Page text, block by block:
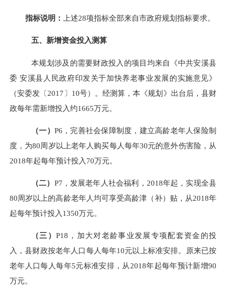
指标说明： 上述28项指标全部来自市政府规划指标要求。
五、新增资金投入测算
本规划涉及的需要财政投入的项目均来自《中共安溪县
委 安溪县人民政府印发关于加快养老事业发展的实施意见》
（安委发 〔2017 〕 10号）。 经测算，本《规划》出台后，县财
政每年需新增投入约1665万元。
（一） P6 ，完善社会保障制度，建立高龄老年人保险制
度，为80周岁以上老年人购买每人每年30元的意外伤害险，从
2018年起每年预计投入 70万元。
（二） P7 ，发展老年人社会福利， 2018年起，实现全县
80周岁以上的高龄老年人均可享受高龄津（补）贴，从2018年
起每年预计投入 1350万元。
（三） P18 ，加大对老龄事业发展专项配套资金的投
入，县财政按老年人口每人每年10元以上标准安排。 原来已按
老年人口每人每年5元标准安排，从 2018年起每年预计新增90
万元。